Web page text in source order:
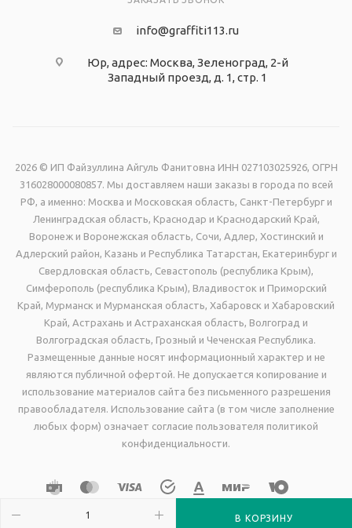
В КОРЗИНУ
info@graffiti113.ru
Юр, адрес: Москва, Зеленоград, 2-й
Западный проезд, д. 1, стр. 1
2026 © ИП Файзуллина Айгуль Фанитовна ИНН 027103025926, ОГРН
316028000080857. Мы доставляем наши заказы в города по всей
РФ, а именно: Москва и Московская область, Санкт-Петербург и
Ленинградская область, Краснодар и Краснодарский Край,
Воронеж и Воронежская область, Сочи, Адлер, Хостинский и
Адлерский район, Казань и Республика Татарстан, Екатеринбург и
Свердловская область, Севастополь (республика Крым),
Симферополь (республика Крым), Владивосток и Приморский
Край, Мурманск и Мурманская область, Хабаровск и Хабаровский
Край, Астрахань и Астраханская область, Волгоград и
Волгоградская область, Грозный и Чеченская Республика.
Размещенные данные носят информационный характер и не
являются публичной офертой. Не допускается копирование и
использование материалов сайта без письменного разрешения
правообладателя. Использование сайта (в том числе заполнение
любых форм) означает согласие пользователя политикой
конфиденциальности.